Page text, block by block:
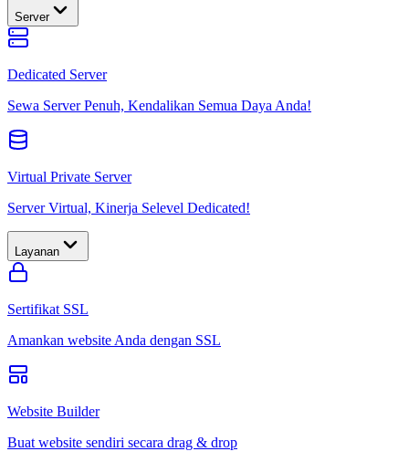
Server
Dedicated Server
Sewa Server Penuh, Kendalikan Semua Daya Anda!
Virtual Private Server
Server Virtual, Kinerja Selevel Dedicated!
Layanan
Sertifikat SSL
Amankan website Anda dengan SSL
Website Builder
Buat website sendiri secara drag & drop